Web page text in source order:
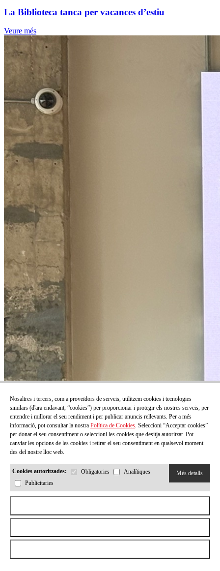
La Biblioteca tanca per vacances d’estiu
Veure més
Nosaltres i tercers, com a proveïdors de serveis, utilitzem cookies i tecnologies
similars (d'ara endavant, “cookies”) per proporcionar i protegir els nostres serveis, per
entendre i millorar el seu rendiment i per publicar anuncis rellevants. Per a més
informació, pot consultar la nostra Política de Cookies. Seleccioni “Acceptar cookies”
per donar el seu consentiment o seleccioni les cookies que desitja autoritzar. Pot
canviar les opcions de les cookies i retirar el seu consentiment en qualsevol moment
des del nostre lloc web.
Cookies autoritzades: Obligatories
Analítiques
Publicitaries
Més detalls